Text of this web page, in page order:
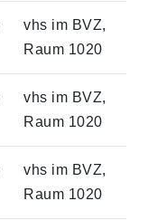
vhs im BVZ,
Raum 1020
vhs im BVZ,
Raum 1020
vhs im BVZ,
Raum 1020